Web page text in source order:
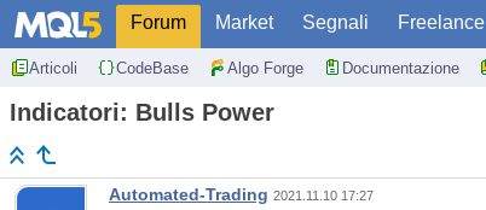
Forum Market Segnali Freelance
Articoli CodeBase Algo Forge Documentazione
Indicatori: Bulls Power
Automated-Trading 2021.11.10 17:27